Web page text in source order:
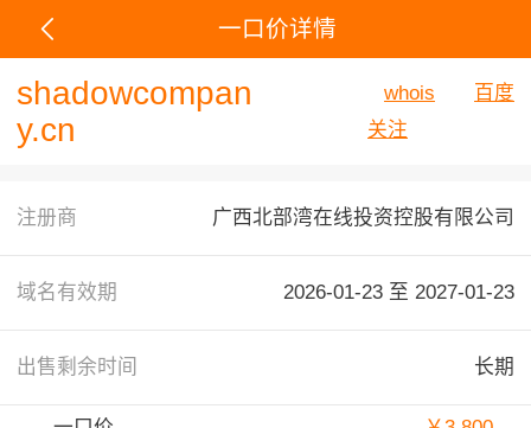
一口价详情
shadowcompan
y.cn
whois
百度
关注
注册商 广西北部湾在线投资控股有限公司
域名有效期 2026-01-23 至 2027-01-23
出售剩余时间 长期